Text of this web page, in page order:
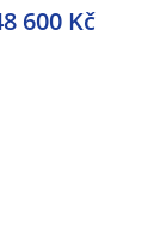
600 Kč